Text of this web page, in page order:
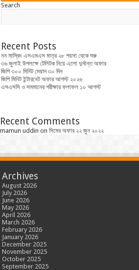
Search
Recent Posts
নন মাস্কিং এসএমএস মাত্র ২৮ পয়সা থেকে শুরু
৩৬ জুলাই উপলক্ষে টেলিটক নিয়ে এলো দুর্দান্ত অফার
জিপি ৩০০ মিনিট মেয়াদ ৩০ দিন
জিপি মিনিট ইন্টারনেট অফার আগস্ট ২০২৬
এসএসসি ও সমমানের পরীক্ষার ফলাফল ১০ আগস্ট
Recent Comments
mamun uddin on সিমের অফার ২২ জুন ২০২২
Archives
August 2026
July 2026
June 2026
May 2026
April 2026
March 2026
February 2026
January 2026
December 2025
November 2025
October 2025
September 2025